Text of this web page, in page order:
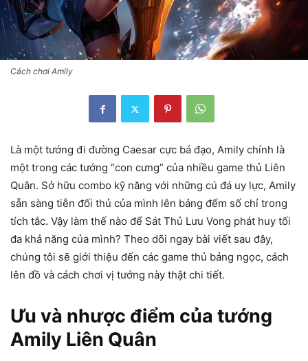
Cách chơi Amily
Là một tướng đi đường Caesar cực bá đạo, Amily chính là
một trong các tướng “con cưng” của nhiều game thủ Liên
Quân. Sở hữu combo kỹ năng với những cú đá uy lực, Amily
sẵn sàng tiễn đối thủ của mình lên bảng đếm số chỉ trong
tích tắc. Vậy làm thế nào để Sát Thủ Lưu Vong phát huy tối
đa khả năng của mình? Theo dõi ngay bài viết sau đây,
chúng tôi sẽ giới thiệu đến các game thủ bảng ngọc, cách
lên đồ và cách chơi vị tướng này thật chi tiết.
Ưu và nhược điểm của tướng
Amily Liên Quân